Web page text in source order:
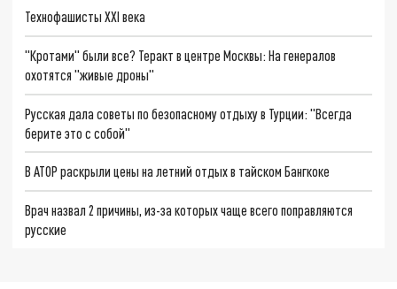
Технофашисты XXI века
"Кротами" были все? Теракт в центре Москвы: На генералов
охотятся "живые дроны"
Русская дала советы по безопасному отдыху в Турции: "Всегда
берите это с собой"
В АТОР раскрыли цены на летний отдых в тайском Бангкоке
Врач назвал 2 причины, из-за которых чаще всего поправляются
русские